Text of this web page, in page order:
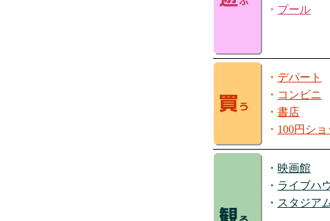
・ プール
・ デパート
・ コンビニ
・ 書店
・ 100円シ
・ 映画館
・ ライブハ
・ スタジア